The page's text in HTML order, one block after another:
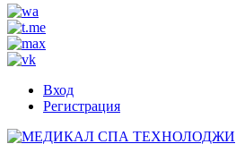
Вход
Регистрация